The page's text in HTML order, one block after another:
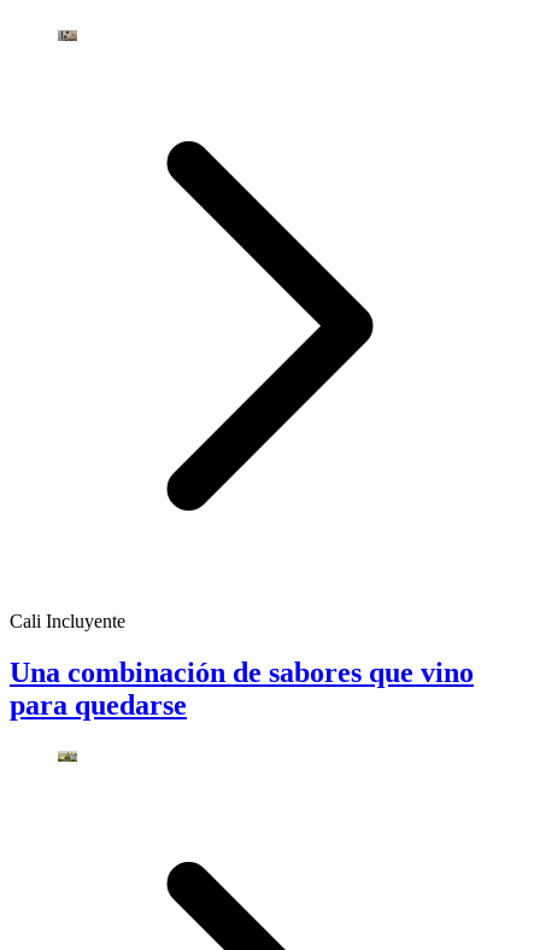
Cali Incluyente
Una combinación de sabores que vino
para quedarse